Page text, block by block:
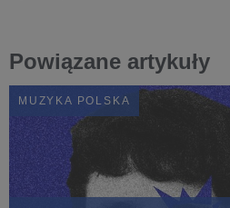
Powiązane artykuły
MUZYKA POLSKA